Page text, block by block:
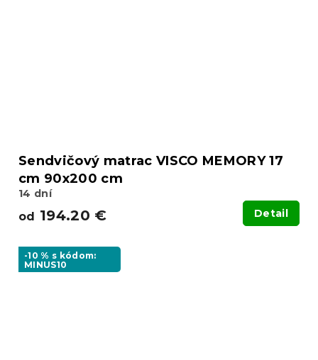
Sendvičový matrac VISCO MEMORY 17
cm 90x200 cm
14 dní
od 194.20 € Detail
-10 % s kódom:
MINUS10